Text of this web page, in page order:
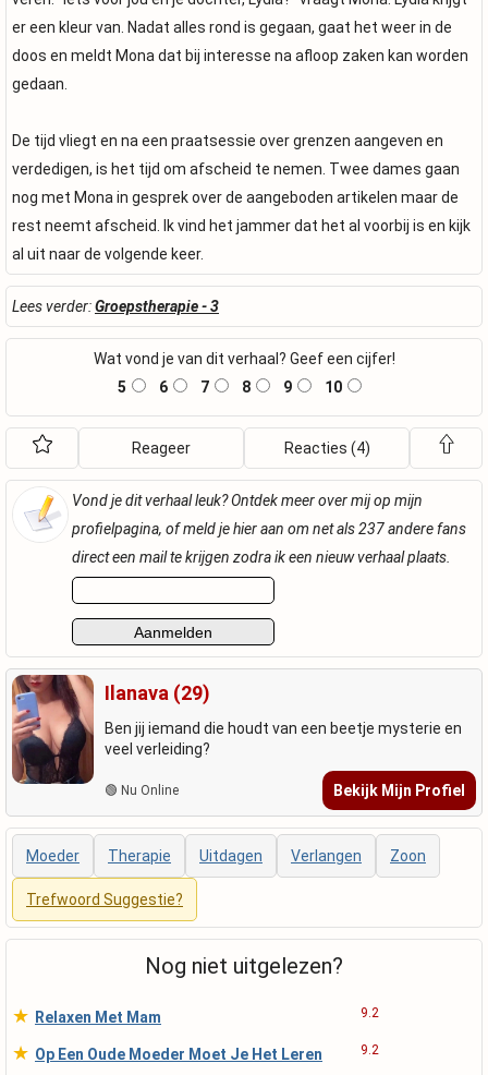
er een kleur van. Nadat alles rond is gegaan, gaat het weer in de
doos en meldt Mona dat bij interesse na afloop zaken kan worden
gedaan.
De tijd vliegt en na een praatsessie over grenzen aangeven en
verdedigen, is het tijd om afscheid te nemen. Twee dames gaan
nog met Mona in gesprek over de aangeboden artikelen maar de
rest neemt afscheid. Ik vind het jammer dat het al voorbij is en kijk
al uit naar de volgende keer.
Lees verder:Groepstherapie - 3
Wat vond je van dit verhaal? Geef een cijfer!
5
6 7 8 9 10
Reageer Reacties (4)
Vond je dit verhaal leuk? Ontdek meer over mij op mijn
profielpagina, of meld je hier aan om net als 237 andere fans
direct een mail te krijgen zodra ik een nieuw verhaal plaats.
Ilanava (29)
Ben jij iemand die houdt van een beetje mysterie en
veel verleiding?
🟢 Nu Online Bekijk Mijn Profiel
Moeder Therapie Uitdagen Verlangen Zoon
Trefwoord Suggestie?
Nog niet uitgelezen?
★ Relaxen Met Mam 9.2
★ Op Een Oude Moeder Moet Je Het Leren 9.2